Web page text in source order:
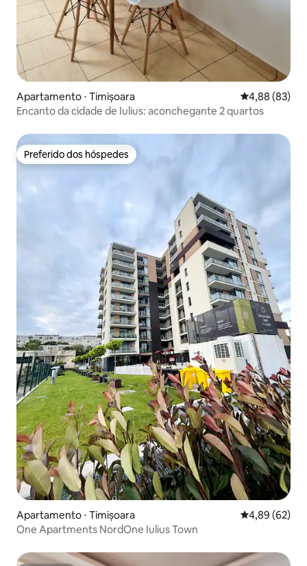
Apartamento ⋅ Timișoara 4,88 de uma
4,88 (83)
Encanto da cidade de Iulius: aconchegante 2 quartos
Preferido dos hóspedes
Preferido dos hóspedes
Apartamento ⋅ Timișoara 4,89 de uma
4,89 (62)
One Apartments NordOne Iulius Town